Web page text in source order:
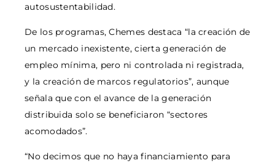
autosustentabilidad.
De los programas, Chemes destaca “la creación de
un mercado inexistente, cierta generación de
empleo mínima, pero ni controlada ni registrada,
y la creación de marcos regulatorios”, aunque
señala que con el avance de la generación
distribuida solo se beneficiaron “sectores
acomodados”.
“No decimos que no haya financiamiento para